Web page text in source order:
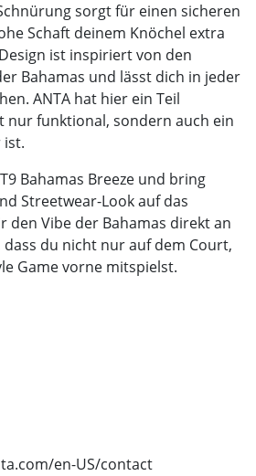
sorgt für einen sicheren
Schaft deinem Knöchel extra
ist inspiriert von den
Bahamas und lässt dich in jeder
ANTA hat hier ein Teil
nur funktional, sondern auch ein
ist.
Bahamas Breeze und bring
Streetwear-Look auf das
den Vibe der Bahamas direkt an
dass du nicht nur auf dem Court,
Game vorne mitspielst.
en-US/contact